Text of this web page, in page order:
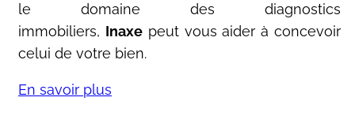
le domaine des diagnostics
immobiliers, Inaxepeut vous aider à concevoir
celui de votre bien.
En savoir plus